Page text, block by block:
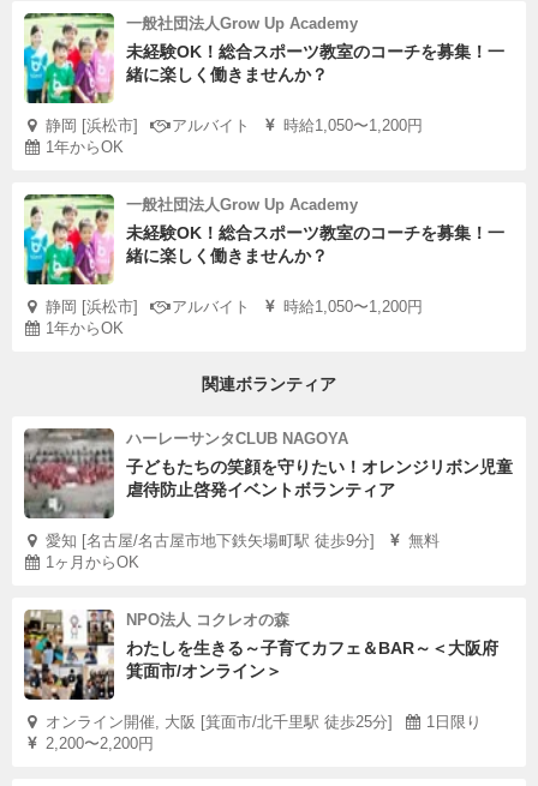
一般社団法人Grow Up Academy
未経験OK！総合スポーツ教室のコーチを募集！一
緒に楽しく働きませんか？
静岡 [浜松市] アルバイト
時給1,050〜1,200円
1年からOK
一般社団法人Grow Up Academy
未経験OK！総合スポーツ教室のコーチを募集！一
緒に楽しく働きませんか？
静岡 [浜松市] アルバイト
時給1,050〜1,200円
1年からOK
関連ボランティア
ハーレーサンタCLUB NAGOYA
子どもたちの笑顔を守りたい！オレンジリボン児童
虐待防止啓発イベントボランティア
愛知 [名古屋/名古屋市地下鉄矢場町駅 徒歩9分]
無料
1ヶ月からOK
NPO法人 コクレオの森
わたしを生きる～子育てカフェ＆BAR～＜大阪府
箕面市/オンライン＞
オンライン開催, 大阪 [箕面市/北千里駅 徒歩25分]
1日限り
2,200〜2,200円